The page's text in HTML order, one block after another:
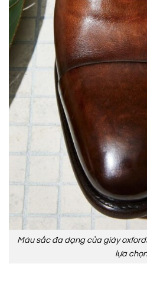
Màu sắc đa dạng của giày
lựa